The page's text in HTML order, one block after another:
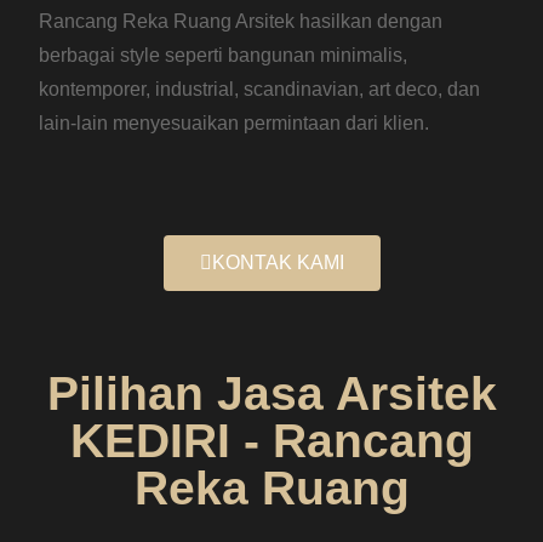
Rancang Reka Ruang Arsitek hasilkan dengan
berbagai style seperti bangunan minimalis,
kontemporer, industrial, scandinavian, art deco, dan
lain-lain menyesuaikan permintaan dari klien.
KONTAK KAMI
Pilihan Jasa Arsitek
KEDIRI - Rancang
Reka Ruang